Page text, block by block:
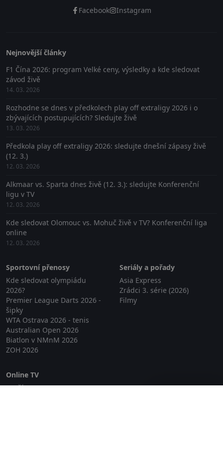
Facebook Instagram
Nejnovější články
F1 Čína 2026: program Velké ceny, výsledky a kde sledovat
závod živě
14. 03. 2026
Rozhodne se dnes v předkolech play off extraligy 2026 i o
zbývajících postupujících? Sledujte živě
13. 03. 2026
Předkola play off extraligy 2026: sledujte dnešní zápasy živě
(12. 3.)
12. 03. 2026
Alkmaar vs. Sparta dnes živě (12. 3.): sledujte Konferenční
ligu v TV
12. 03. 2026
Kde sledovat Olomouc vs. Mohuč živě v TV? Konferenční liga
online
12. 03. 2026
Sportovní přenosy
Kde sledovat olympiádu
2026?
Premier League Darts 2026 -
šipky
WTA Ostrava 2026 - tenis
Australian Open 2026
Biatlon v NMnM 2026
ZOH 2026
Seriály a pořady
Asia Express
Zrádci 3. série (2026)
Filmy
Online TV
Lepší.TV